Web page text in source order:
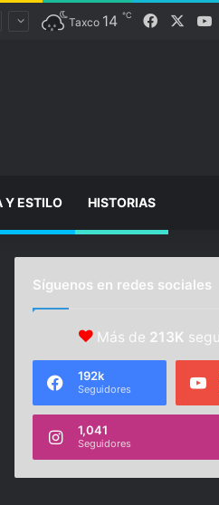
Taxco 14 ℃ Facebook
Y ESTILO HISTORIAS
Síguenos en redes sociales
Más de 213K
192k
Seguidores
1,041
Seguidores